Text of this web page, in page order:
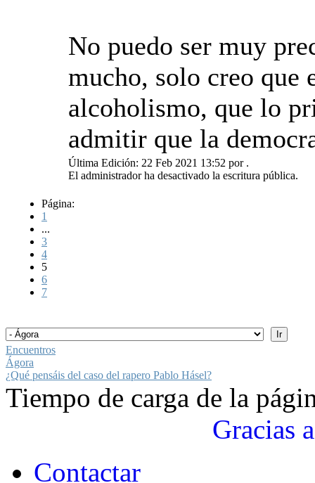
No puedo ser muy
mucho, solo creo que
alcoholismo, que lo
admitir que la
Última Edición: 22 Feb 2021 13:52 por .
El administrador ha desactivado la escritura pública.
Página:
1
...
3
4
5
6
7
Encuentros
Ágora
¿Qué pensáis del caso del rapero Pablo Hásel?
Tiempo de carga de la
Gracias a
Contactar